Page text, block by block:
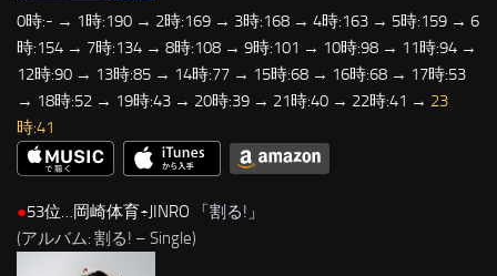
0時:- → 1時:190 → 2時:169 → 3時:168 → 4時:163 → 5時:159 → 6
時:154 → 7時:134 → 8時:108 → 9時:101 → 10時:98 → 11時:94 →
12時:90 → 13時:85 → 14時:77 → 15時:68 → 16時:68 → 17時:53
→ 18時:52 → 19時:43 → 20時:39 → 21時:40 → 22時:41 → 23
時:41
●53位…岡崎体育÷JINRO 「割る! 」
(アルバム: 割る! – Single)